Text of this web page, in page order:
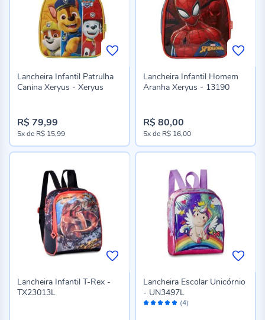
Lancheira Infantil Patrulha
Canina Xeryus - Xeryus
R$ 79,99
5xde R$ 15,99
Lancheira Infantil Homem
Aranha Xeryus - 13190
R$ 80,00
5xde R$ 16,00
Lancheira Infantil T-Rex -
TX23013L
Avaliação: (4)
Lancheira Escolar Unicórnio
- UN3497L